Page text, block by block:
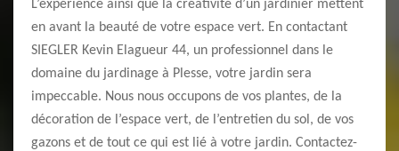
L’expérience ainsi que la créativité d’un jardinier mettent
en avant la beauté de votre espace vert. En contactant
SIEGLER Kevin Elagueur 44, un professionnel dans le
domaine du jardinage à Plesse, votre jardin sera
impeccable. Nous nous occupons de vos plantes, de la
décoration de l’espace vert, de l’entretien du sol, de vos
gazons et de tout ce qui est lié à votre jardin. Contactez-